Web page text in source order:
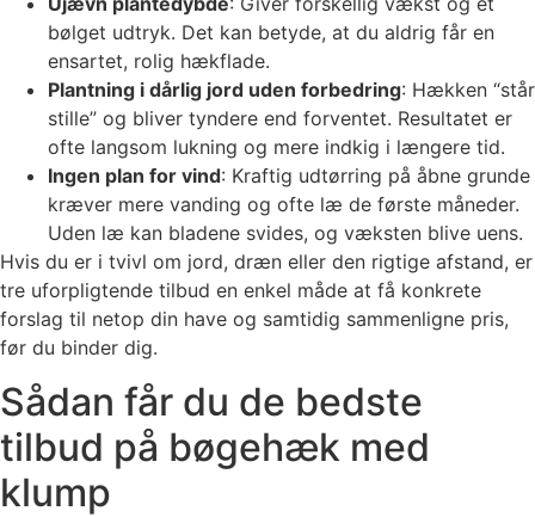
bølget udtryk. Det kan betyde, at du aldrig får en
ensartet, rolig hækflade.
Plantning i dårlig jord uden forbedring: Hækken “står
stille” og bliver tyndere end forventet. Resultatet er
ofte langsom lukning og mere indkig i længere tid.
Ingen plan for vind: Kraftig udtørring på åbne grunde
kræver mere vanding og ofte læ de første måneder.
Uden læ kan bladene svides, og væksten blive uens.
Hvis du er i tvivl om jord, dræn eller den rigtige afstand, er
tre uforpligtende tilbud en enkel måde at få konkrete
forslag til netop din have og samtidig sammenligne pris,
før du binder dig.
Sådan får du de bedste
tilbud på bøgehæk med
klump